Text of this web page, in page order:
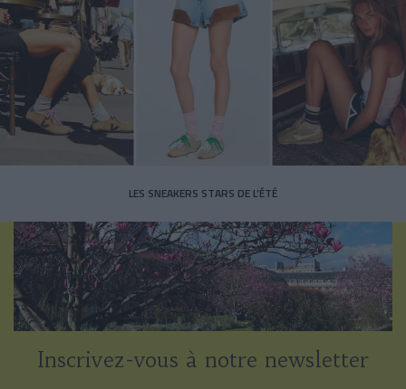
LES SNEAKERS STARS DE L’ÉTÉ
Inscrivez-vous à notre newsletter